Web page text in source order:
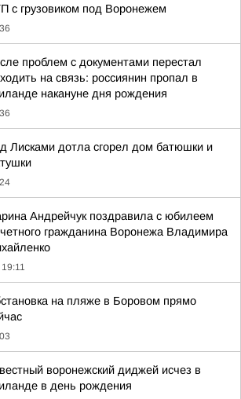
с грузовиком под Воронежем
проблем с документами перестал
на связь: россиянин пропал в
накануне дня рождения
Лисками дотла сгорел дом батюшки и
Андрейчук поздравила с юбилеем
гражданина Воронежа Владимира
19:11
на пляже в Боровом прямо
воронежский диджей исчез в
в день рождения